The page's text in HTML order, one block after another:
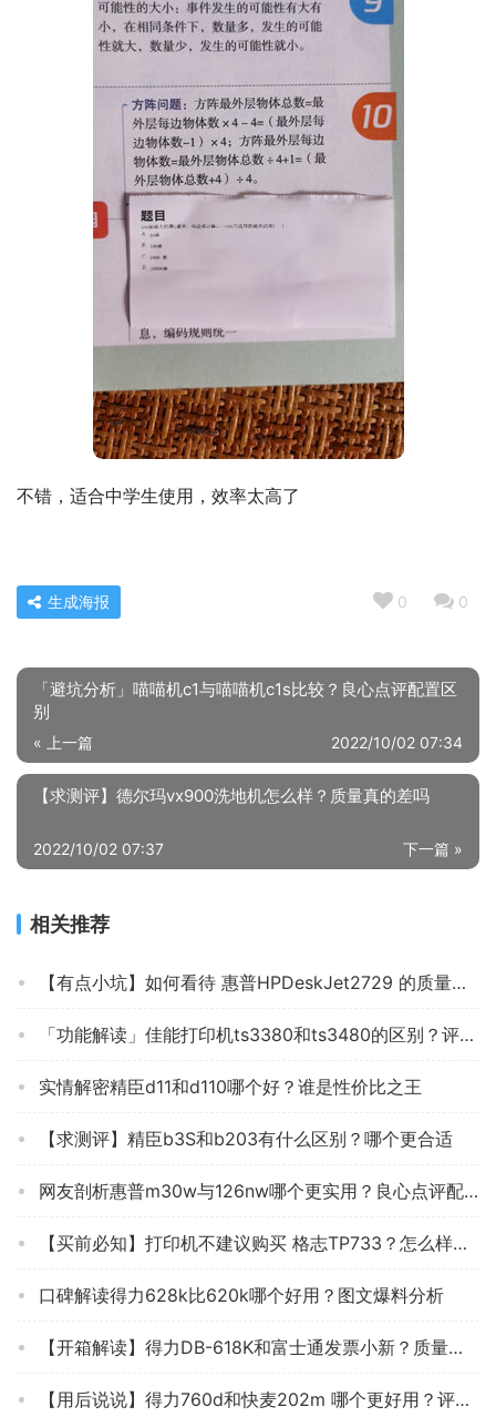
不错，适合中学生使用，效率太高了
0 0
生成海报
「避坑分析」喵喵机c1与喵喵机c1s比较？良心点评配置区
别
« 上一篇 2022/10/02 07:34
【求测评】德尔玛vx900洗地机怎么样？质量真的差吗
下一篇 »
2022/10/02 07:37
相关推荐
【有点小坑】如何看待 惠普HPDeskJet2729 的质量，用完一个月评测感觉怎么样！？
「功能解读」佳能打印机ts3380和ts3480的区别？评测哪款值得买
实情解密精臣d11和d110哪个好？谁是性价比之王
【求测评】精臣b3S和b203有什么区别？哪个更合适
网友剖析惠普m30w与126nw哪个更实用？良心点评配置区别
【买前必知】打印机不建议购买 格志TP733？怎么样评测质量好不好？
口碑解读得力628k比620k哪个好用？图文爆料分析
【开箱解读】得力DB-618K和富士通发票小新？质量到底怎么样好不好
【用后说说】得力760d和快麦202m 哪个更好用？评测解读该怎么选